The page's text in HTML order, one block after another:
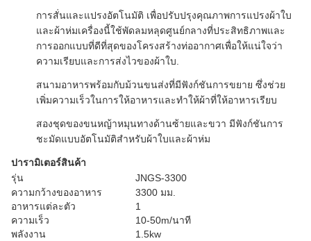
การสั่นและแปรงอัตโนมัติ เพื่อปรับปรุงคุณภาพการแปรงผ้าใบ
และผ้าห่มเครื่องนี้ใช้พัดลมหลุดศูนย์กลางที่ประสิทธิภาพและ
การออกแบบที่ดีที่สุดของโครงสร้างท่ออากาศเพื่อให้แน่ใจว่า
ความเรียบและการส่งไวของผ้าใบ.
สนามอาหารพร้อมกับม้วนขนส่งที่มีฟังก์ชันการขยาย ซึ่งช่วย
เพิ่มความเร็วในการให้อาหารและทําให้ผ้าที่ให้อาหารเรียบ
สองชุดของขนหญ้าหมุนทางด้านซ้ายและขวา มีฟังก์ชันการ
ชะมัดแบบอัตโนมัติสําหรับผ้าใบและผ้าห่ม
ปารามิเตอร์สินค้า
รุ่น
JNGS-3300
ความกว้างของอาหาร
3300 มม.
อาหารแต่ละตัว
1
ความเร็ว
10-50m/นาที
พลังงาน
1.5kw